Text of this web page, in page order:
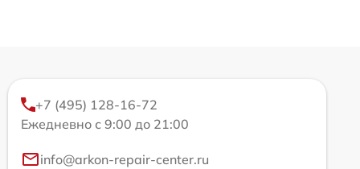
+7 (495) 128-16-72
Ежедневно с 9:00 до 21:00
info@arkon-repair-center.ru